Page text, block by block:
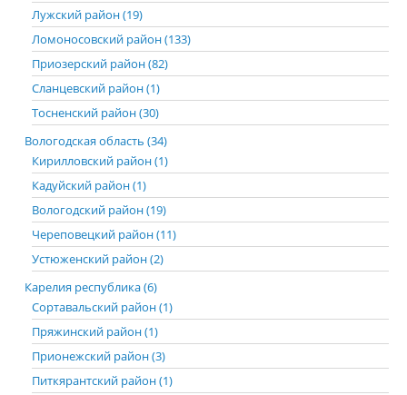
Лужский район (19)
Ломоносовский район (133)
Приозерский район (82)
Сланцевский район (1)
Тосненский район (30)
Вологодская область (34)
Кирилловский район (1)
Кадуйский район (1)
Вологодский район (19)
Череповецкий район (11)
Устюженский район (2)
Карелия республика (6)
Сортавальский район (1)
Пряжинский район (1)
Прионежский район (3)
Питкярантский район (1)